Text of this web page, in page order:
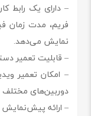
– دارای یک رابط
فریم، مدت زمان
نمایش می‌دهد.
– قابلیت تعمیر
دوربین‌های مختلف
– ارائه پیش‌نمایش